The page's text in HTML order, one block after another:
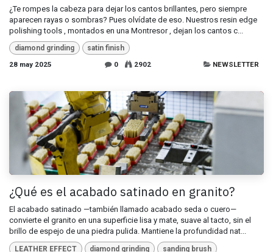
¿Te rompes la cabeza para dejar los cantos brillantes, pero siempre
aparecen rayas o sombras? Pues olvídate de eso. Nuestros resin edge
polishing tools , montados en una Montresor , dejan los cantos c...
diamond grinding
satin finish
28 may 2025
0 2902 NEWSLETTER
¿Qué es el acabado satinado en granito?
El acabado satinado —también llamado acabado seda o cuero—
convierte el granito en una superficie lisa y mate, suave al tacto, sin el
brillo de espejo de una piedra pulida. Mantiene la profundidad nat...
LEATHER EFFECT diamond grinding sanding brush